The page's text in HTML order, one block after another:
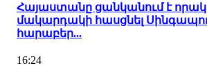
Հայաստանը ցանկանում է
մակարդակի հասցնել
հարաբեր...
16:24